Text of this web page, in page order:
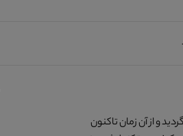
تاسیس گردید و از آن زمان تاکنون